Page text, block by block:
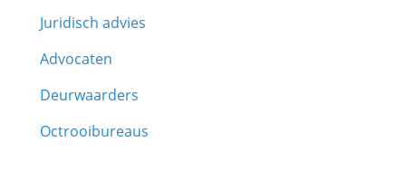
Juridisch advies
Advocaten
Deurwaarders
Octrooibureaus